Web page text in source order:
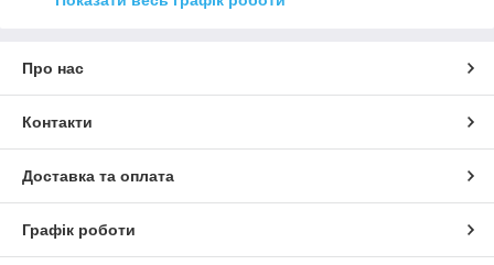
Про нас
Контакти
Доставка та оплата
Графік роботи